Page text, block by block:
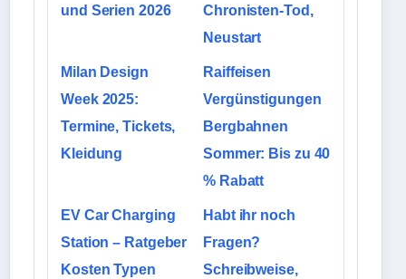
und Serien 2026
Chronisten-Tod,
Neustart
Milan Design
Week 2025:
Termine, Tickets,
Kleidung
Raiffeisen
Vergünstigungen
Bergbahnen
Sommer: Bis zu 40
% Rabatt
EV Car Charging
Station – Ratgeber
Kosten Typen
Habt ihr noch
Fragen?
Schreibweise,